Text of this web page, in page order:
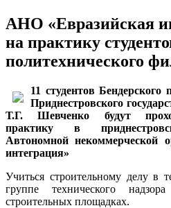
АНО «Евразийская
на практику
политехнического
11 студентов Бендерского
Приднестровского
Т.Г. Шевченко будут
практику в
Автономной некоммерческой
интеграция»
Учиться строительному делу в
группе технического
строительных площадках.